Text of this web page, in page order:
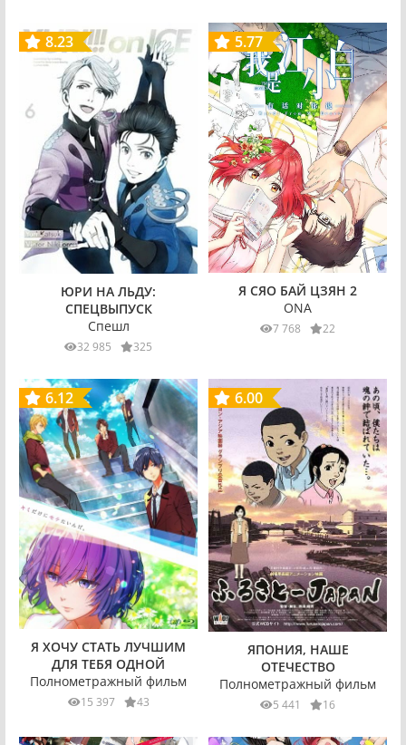
8.23
ЮРИ НА ЛЬДУ:
СПЕЦВЫПУСК
Спешл
32 985 325
5.77
Я СЯО БАЙ ЦЗЯН 2
ONA
7 768 22
6.12
Я ХОЧУ СТАТЬ ЛУЧШИМ
ДЛЯ ТЕБЯ ОДНОЙ
Полнометражный фильм
15 397 43
6.00
ЯПОНИЯ, НАШЕ
ОТЕЧЕСТВО
Полнометражный фильм
5 441 16